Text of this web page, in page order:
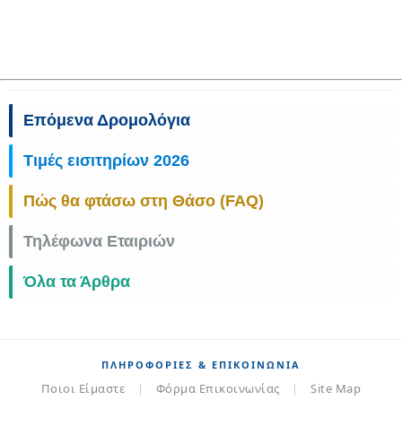
Επόμενα Δρομολόγια
Τιμές εισιτηρίων 2026
Πώς θα φτάσω στη Θάσο (FAQ)
Τηλέφωνα Εταιριών
Όλα τα Άρθρα
ΠΛΗΡΟΦΟΡΊΕΣ & ΕΠΙΚΟΙΝΩΝΊΑ
Ποιοι Είμαστε | Φόρμα Επικοινωνίας | Site Map